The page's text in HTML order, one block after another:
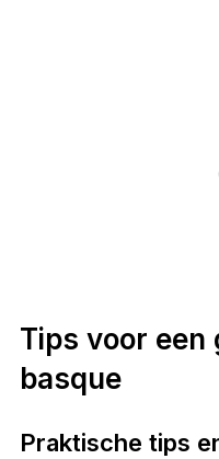
Tips voor een
basque
Praktische tips